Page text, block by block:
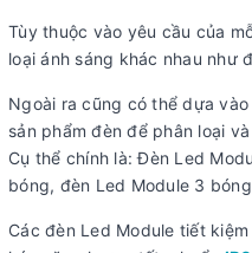
Tùy thuộc vào yêu cầu của
loại ánh sáng khác nhau như
Ngoài ra cũng có thể dựa
sản phẩm đèn để phân loại
Cụ thể chính là: Đèn Led
bóng, đèn Led Module 3
Các đèn Led Module tiết